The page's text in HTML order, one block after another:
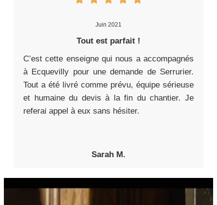
Juin 2021
Tout est parfait !
C’est cette enseigne qui nous a accompagnés
à Ecquevilly pour une demande de Serrurier.
Tout a été livré comme prévu, équipe sérieuse
et humaine du devis à la fin du chantier. Je
referai appel à eux sans hésiter.
Sarah M.